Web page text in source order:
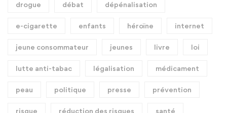
drogue débat dépénalisation
e-cigarette enfants héroïne internet
jeune consommateur jeunes livre loi
lutte anti-tabac légalisation médicament
peau politique presse prévention
risque réduction des risques santé